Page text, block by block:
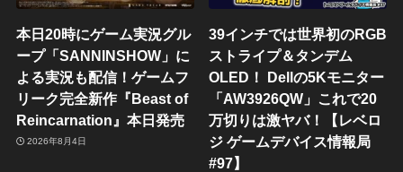
本日20時にゲーム実況グル
ープ「SANNINSHOW」に
よる実況も配信！ゲームフ
リーク完全新作『Beast of
Reincarnation』本日発売
2026年8月4日
39インチでは世界初のRGB
ストライプ＆タンデム
OLED！ Dellの5Kモニター
「AW3926QW」これで20
万切りは激ヤバ！【レベロ
ジ ゲームデバイス情報局
#97】